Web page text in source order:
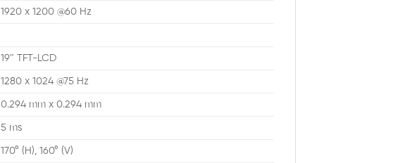
1920 x 1200 @60 Hz
19″ TFT-LCD
1280 x 1024 @75 Hz
0.294 mm x 0.294 mm
5 ms
170° (H), 160° (V)